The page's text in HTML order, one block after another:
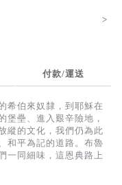
>
付款/運送
希伯來奴隸，到耶穌在
堡壘、進入艱辛險地，
縱的文化，我們仍為此
和平為記的道路。布魯
一同細味，這恩典路上